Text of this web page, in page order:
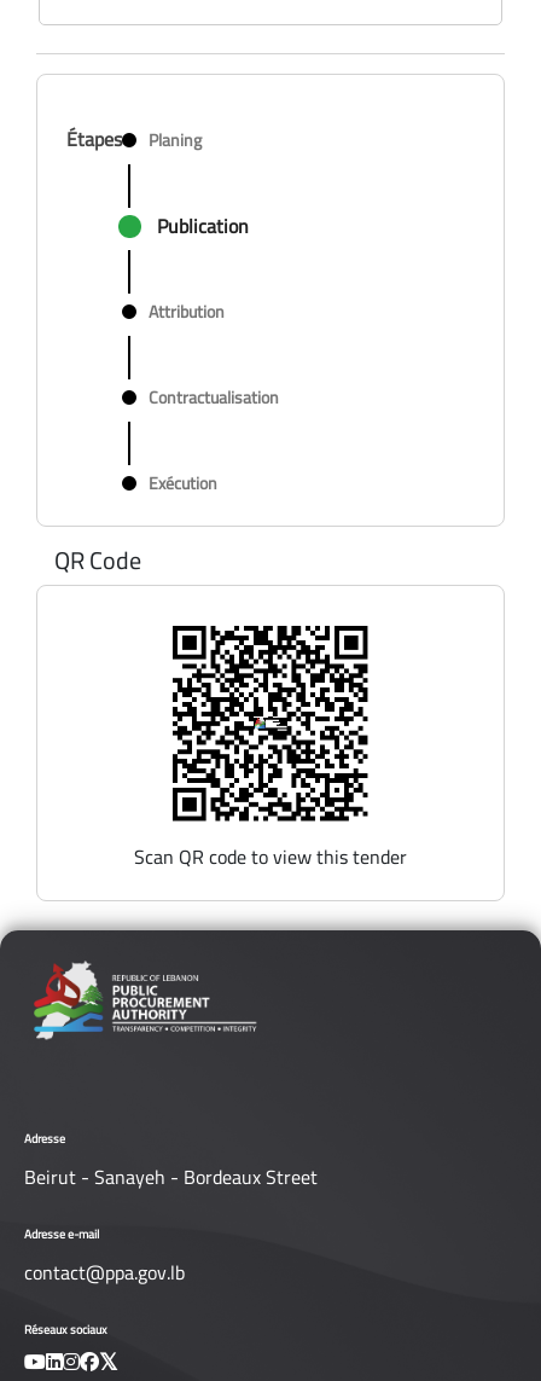
Étapes Planing
Publication
Attribution
Contractualisation
Exécution
QR Code
Scan QR code to view this tender
Adresse
Beirut - Sanayeh - Bordeaux Street
Adresse e-mail
contact@ppa.gov.lb
Réseaux sociaux